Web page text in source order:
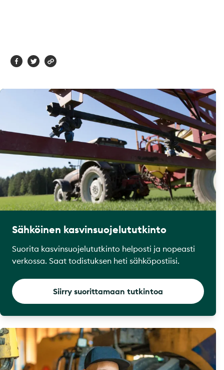
Sähköinen kasvinsuojelututkinto
Suorita kasvinsuojelututkinto helposti ja nopeasti
verkossa. Saat todistuksen heti sähköpostiisi.
Siirry suorittamaan tutkintoa